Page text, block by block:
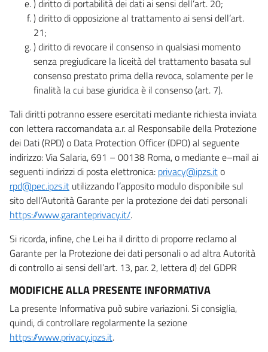
) diritto di portabilità dei dati ai sensi dell’art. 20;
) diritto di opposizione al trattamento ai sensi dell’art.
21;
) diritto di revocare il consenso in qualsiasi momento
senza pregiudicare la liceità del trattamento basata sul
consenso prestato prima della revoca, solamente per le
finalità la cui base giuridica è il consenso (art. 7).
Tali diritti potranno essere esercitati mediante richiesta inviata
con lettera raccomandata a.r. al Responsabile della Protezione
dei Dati (RPD) o Data Protection Officer (DPO) al seguente
indirizzo: Via Salaria, 691 – 00138 Roma, o mediante e–mail ai
seguenti indirizzi di posta elettronica: privacy@ipzs.ito
rpd@pec.ipzs.it utilizzando l’apposito modulo disponibile sul
sito dell’Autorità Garante per la protezione dei dati personali
https://www.garanteprivacy.it/.
Si ricorda, infine, che Lei ha il diritto di proporre reclamo al
Garante per la Protezione dei dati personali o ad altra Autorità
di controllo ai sensi dell’art. 13, par. 2, lettera d) del GDPR
MODIFICHE ALLA PRESENTE INFORMATIVA
La presente Informativa può subire variazioni. Si consiglia,
quindi, di controllare regolarmente la sezione
https://www.privacy.ipzs.it.